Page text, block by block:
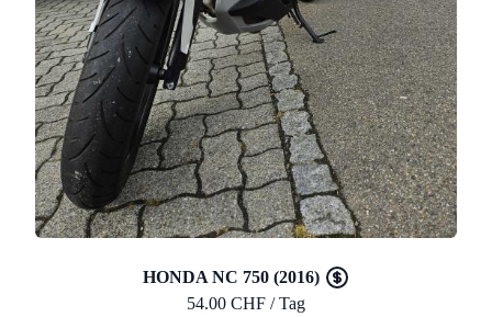
HONDA NC 750 (2016)
54.00 CHF / Tag